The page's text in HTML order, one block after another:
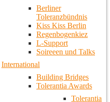
Berliner
Toleranzbündnis
Kiss Kiss Berlin
Regenbogenkiez
L-Support
Soireeen und Talks
International
Building Bridges
Tolerantia Awards
Tolerantia